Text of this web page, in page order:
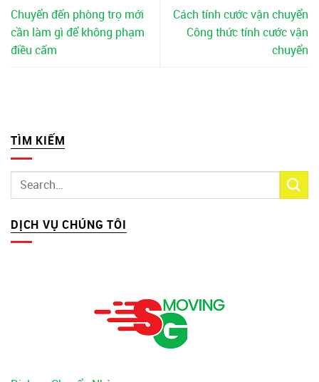
Chuyển đến phòng trọ mới
cần làm gì để không phạm
điều cấm
Cách tính cước vận chuyển
Công thức tính cước vận
chuyển
TÌM KIẾM
DỊCH VỤ CHÚNG TÔI